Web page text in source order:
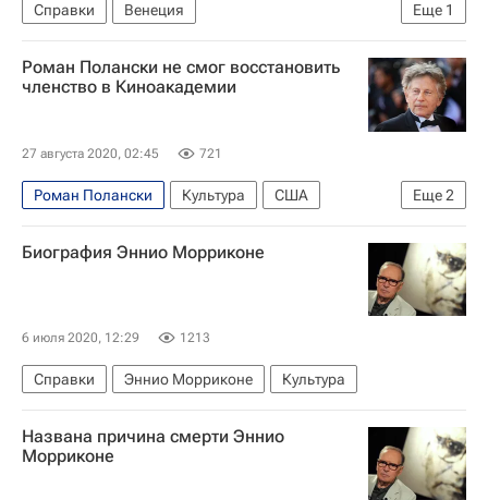
Еще 1
Справки
Венеция
Венецианский кинофестиваль
Роман Полански не смог восстановить
членство в Киноакадемии
27 августа 2020, 02:45 721
Еще2
Роман Полански Культура
США
Новости культуры
Кино
Биография Эннио Морриконе
6 июля 2020, 12:29 1213
Справки Эннио Морриконе Культура
Названа причина смерти Эннио
Морриконе